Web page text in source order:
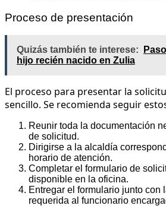
Proceso de presentación
Quizás también te interese:
hijo recién nacido en Zulia
El proceso para presentar la
sencillo. Se recomienda seguir
Reunir toda la documentación
de solicitud.
Dirigirse a la alcaldía
horario de atención.
Completar el formulario de
disponible en la oficina.
Entregar el formulario junto con
requerida al funcionario